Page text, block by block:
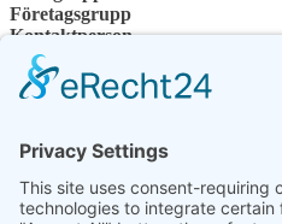
Företagsgrupp
Kontaktperson
Kontakt
Återförsäljare
SHP Expertis
Konfigurator
Välj ditt språk